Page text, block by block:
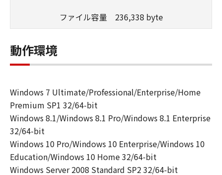
(3) お客様は、「許諾ソフトウェア」に含
まれるキヤノンまたはキヤノンのライセン
サーの著作権表示を変更、除去または削除
してはなりません。
(1) お客様は、「許諾ソフトウェア」を、
対応するキヤノンのネットワークカメラ製
品を使用する目的のために、お客様のコン
ピュータにおいて使用（「使用」とは、
「許諾ソフトウェア」をインストールする
こと、または表示すること、アクセスする
こと、読み出すこと、もしくは実行するこ
ファイル容量 236,338 byte
動作環境
Windows 7 Ultimate/Professional/Enterprise/Home
Premium SP1 32/64-bit
Windows 8.1/Windows 8.1 Pro/Windows 8.1 Enterprise
32/64-bit
Windows 10 Pro/Windows 10 Enterprise/Windows 10
Education/Windows 10 Home 32/64-bit
Windows Server 2008 Standard SP2 32/64-bit